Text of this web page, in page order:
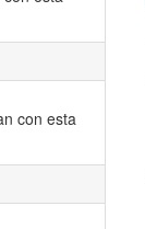
con esta